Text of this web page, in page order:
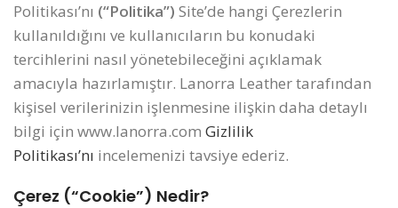
Politikası’nı (“Politika”) Site’de hangi Çerezlerin
kullanıldığını ve kullanıcıların bu konudaki
tercihlerini nasıl yönetebileceğini açıklamak
amacıyla hazırlamıştır. Lanorra Leather tarafından
kişisel verilerinizin işlenmesine ilişkin daha detaylı
bilgi için www.lanorra.com Gizlilik
Politikası’nı incelemenizi tavsiye ederiz.
Çerez (“Cookie”) Nedir?